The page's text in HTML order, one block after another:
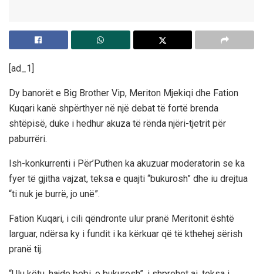
[ad_1]
Dy banorët e Big Brother Vip, Meriton Mjekiqi dhe Fation
Kuqari kanë shpërthyer në një debat të fortë brenda
shtëpisë, duke i hedhur akuza të rënda njëri-tjetrit për
paburrëri.
Ish-konkurrenti i Për’Puthen ka akuzuar moderatorin se ka
fyer të gjitha vajzat, teksa e quajti “bukurosh” dhe iu drejtua
“ti nuk je burrë, jo unë”.
Fation Kuqari, i cili qëndronte ulur pranë Meritonit është
larguar, ndërsa ky i fundit i ka kërkuar që të kthehej sërish
pranë tij.